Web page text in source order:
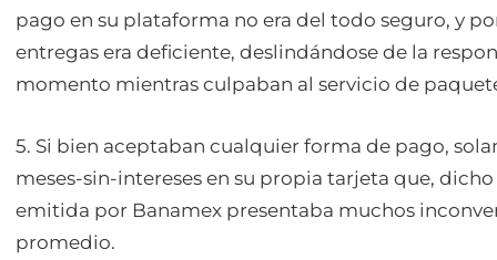
pago en su plataforma no era del todo seguro, y
entregas era deficiente, deslindándose de la
momento mientras culpaban al servicio de
5. Si bien aceptaban cualquier forma de pago,
meses-sin-intereses en su propia tarjeta que, dicho
emitida por Banamex presentaba muchos
promedio.